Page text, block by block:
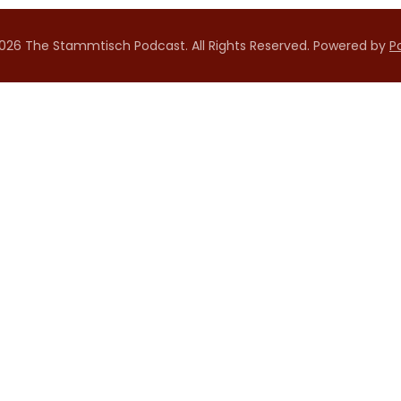
The Stammtisch Podcast. All Rights Reserved. Powered by